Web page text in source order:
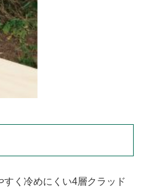
く冷めにくい4層クラッド